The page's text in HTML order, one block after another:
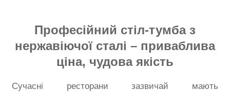
Професійний стіл-тумба з
нержавіючої сталі – приваблива
ціна, чудова якість
Сучасні ресторани зазвичай мають